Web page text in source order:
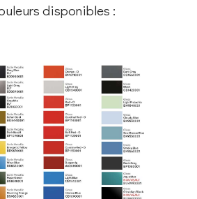
disponibles :